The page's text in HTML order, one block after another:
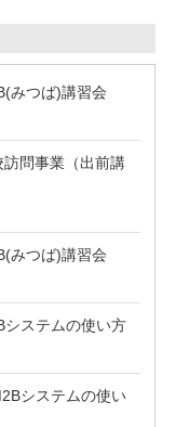
みつば)講習会
訪問事業（出前講
みつば)講習会
システムの使い方
システムの使い